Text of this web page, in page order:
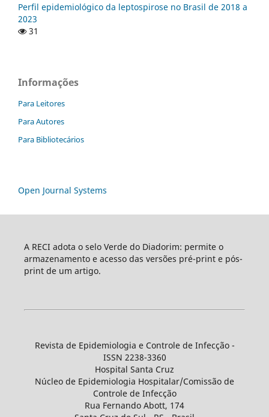
Perfil epidemiológico da leptospirose no Brasil de 2018 a
2023
31
Informações
Para Leitores
Para Autores
Para Bibliotecários
Open Journal Systems
A RECI adota o selo Verde do Diadorim: permite o
armazenamento e acesso das versões pré-print e pós-
print de um artigo.
Revista de Epidemiologia e Controle de Infecção -
ISSN 2238-3360
Hospital Santa Cruz
Núcleo de Epidemiologia Hospitalar/Comissão de
Controle de Infecção
Rua Fernando Abott, 174